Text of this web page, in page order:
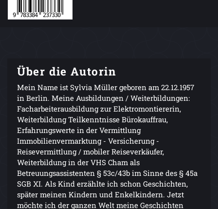
Über die Autorin
Mein Name ist Sylvia Müller geboren am 22.12.1957
in Berlin. Meine Ausbildungen / Weiterbildungen:
Facharbeiterausbildung zur Elektromontiererin,
Weiterbildung Teilkenntnisse Bürokauffrau,
Erfahrungswerte in der Vermittlung
Immobilienvermarktung - Versicherung -
Reisevermittlung / mobiler Reiseverkäufer,
Weiterbildung in der VHS Cham als
Betreuungsassistenten § 53c/43b im Sinne des § 45a
SGB XI. Als Kind erzählte ich schon Geschichten,
später meinen Kindern und Enkelkindern. Jetzt
möchte ich der ganzen Welt meine Geschichten